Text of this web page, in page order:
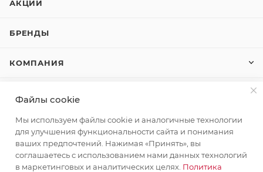
АКЦИИ
БРЕНДЫ
КОМПАНИЯ
КОНТАКТЫ
+7 (495) 580-58-52 ЗАКАЗАТЬ ЗВОНОК
Файлы cookie
Мы используем файлы cookie и аналогичные технологии
для улучшения функциональности сайта и понимания
ваших предпочтений. Нажимая «Принять», вы
соглашаетесь с использованием нами данных технологий
в маркетинговых и аналитических целях. Политика